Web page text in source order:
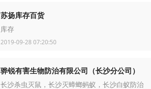
苏扬库存百货
库存
2019-09-28 07:20:50
骅锐有害生物防治有限公司（长沙分公司）
长沙杀虫灭鼠，长沙灭蟑螂蚂蚁，长沙白蚁防治